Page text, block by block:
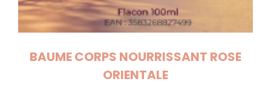
BAUME CORPS NOURRISSANT ROSE
ORIENTALE